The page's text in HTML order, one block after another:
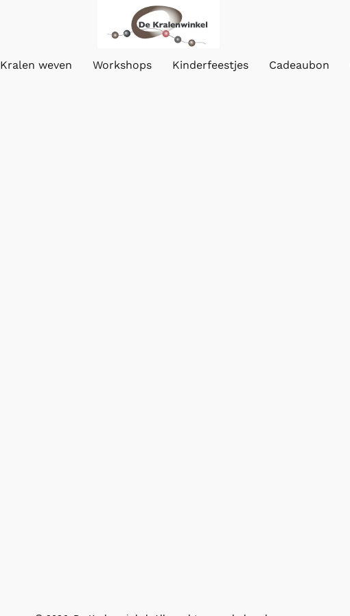
Kralen weven Workshops Kinderfeestjes Cadeaubon